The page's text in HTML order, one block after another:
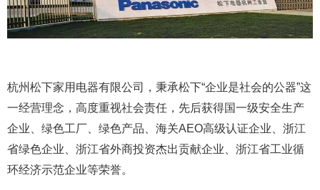
杭州松下家用电器有限公司，秉承松下“企业是社会的公器”这
一经营理念，高度重视社会责任，先后获得国一级安全生产
企业、绿色工厂、绿色产品、海关AEO高级认证企业、浙江
省绿色企业、浙江省外商投资杰出贡献企业、浙江省工业循
环经济示范企业等荣誉。